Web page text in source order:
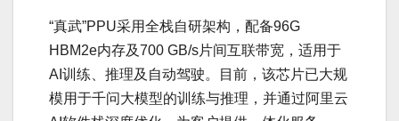
“真武”PPU采用全栈自研架构，配备96G
HBM2e内存及700 GB/s片间互联带宽，适用于
AI训练、推理及自动驾驶。目前，该芯片已大规
模用于千问大模型的训练与推理，并通过阿里云